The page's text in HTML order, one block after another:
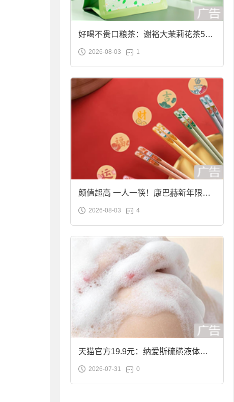
好喝不贵口粮茶：谢裕大茉莉花茶50g
袋装9.9元到手
2026-08-03 1
颜值超高 一人一筷！康巴赫新年限定
合金筷子大促：19.9元
2026-08-03 4
天猫官方19.9元：纳爱斯硫磺液体香
皂2斤大促
2026-07-31 0